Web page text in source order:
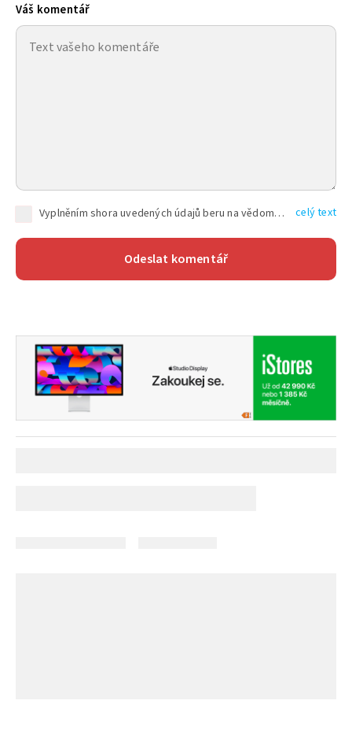
Váš komentář
Vyplněním shora uvedených údajů beru na vědomí, že společnost TEXT FACTORY s.r.o., sídlem Brno, Durďákova 336/29, Černá Pole, PSČ: 613 00, IČ: 06157831, zapsané u Krajského soudu v Brně, oddíl C, vložka 100399, bude zpracovávat mé osobní údaje uvedené v rámci mnou vyplněného registračního formuláře na základě oprávněných zájmů TEXT FACTORY s.r.o. dle čl. 6 odst. 1 písm. f) GDPR a pro splnění právních povinností (čl. 6 odst. 1 písm. c) GDPR), a to pro tyto účely: nezbytnost zajistit oprávnění návštěvníka webových stránek provozovaných společností TEXT FACTORY s.r.o. přispívat aktivně ke zveřejněným článkům nebo v rámci diskusních fór a výkon práv TEXT FACTORY s.r.o. jako administrátora těchto diskusních fór. Více informací o zpracování osobních údajů a právech lze nalézt v celý text